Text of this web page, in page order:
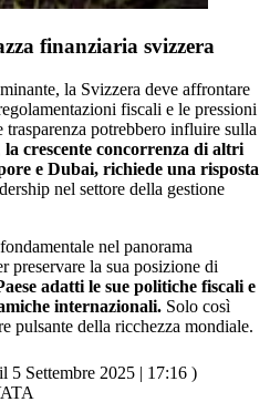
finanziaria svizzera
la Svizzera deve affrontare
fiscali e le pressioni
potrebbero influire sulla
la crescente concorrenza di altri
e Dubai, richiede una risposta
nel settore della gestione
nel panorama
preservare la sua posizione di
adatti le sue politiche fiscali e
internazionali. Solo così
pulsante della ricchezza mondiale.
5 Settembre 2025 | 17:16 )